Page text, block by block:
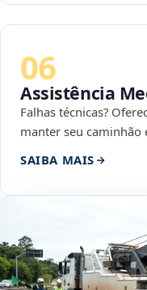
06
Assistência
Falhas técnicas?
manter seu caminhão
SAIBA MAIS